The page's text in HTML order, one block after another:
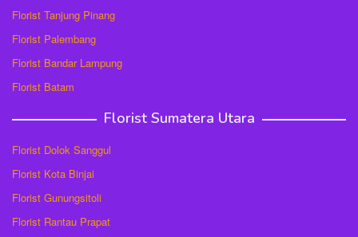
Florist Tanjung Pinang
Florist Palembang
Florist Bandar Lampung
Florist Batam
Florist Sumatera Utara
Florist Dolok Sanggul
Florist Kota Binjai
Florist Gunungsitoli
Florist Rantau Prapat